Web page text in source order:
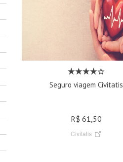
Seguro viagem Civitatis
R$ 61,50
Civitatis